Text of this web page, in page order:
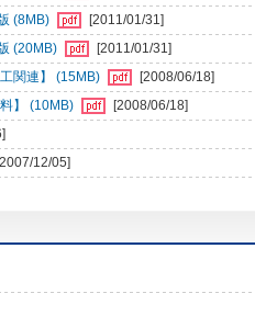
(8MB)
[2011/01/31]
(20MB)
[2011/01/31]
関連】 (15MB)
[2008/06/18]
】 (10MB)
[2008/06/18]
12/05]